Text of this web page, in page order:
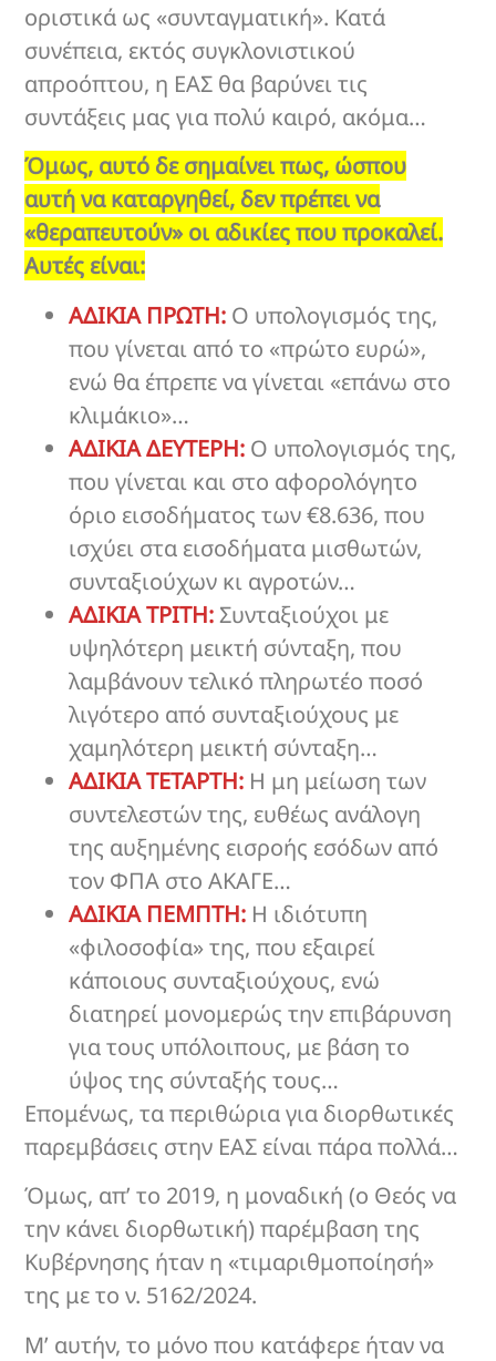
οριστικά ως «συνταγματική». Κατά
συνέπεια, εκτός συγκλονιστικού
απροόπτου, η ΕΑΣ θα βαρύνει τις
συντάξεις μας για πολύ καιρό, ακόμα…
Όμως, αυτό δε σημαίνει πως, ώσπου
αυτή να καταργηθεί, δεν πρέπει να
«θεραπευτούν» οι αδικίες που προκαλεί.
Αυτές είναι:
ΑΔΙΚΙΑ ΠΡΩΤΗ: Ο υπολογισμός της,
που γίνεται από το «πρώτο ευρώ»,
ενώ θα έπρεπε να γίνεται «επάνω στο
κλιμάκιο»…
ΑΔΙΚΙΑ ΔΕΥΤΕΡΗ: Ο υπολογισμός της,
που γίνεται και στο αφορολόγητο
όριο εισοδήματος των €8.636, που
ισχύει στα εισοδήματα μισθωτών,
συνταξιούχων κι αγροτών…
ΑΔΙΚΙΑ ΤΡΙΤΗ:Συνταξιούχοι με
υψηλότερη μεικτή σύνταξη, που
λαμβάνουν τελικό πληρωτέο ποσό
λιγότερο από συνταξιούχους με
χαμηλότερη μεικτή σύνταξη…
ΑΔΙΚΙΑ ΤΕΤΑΡΤΗ: Η μη μείωση των
συντελεστών της, ευθέως ανάλογη
της αυξημένης εισροής εσόδων από
τον ΦΠΑ στο ΑΚΑΓΕ…
ΑΔΙΚΙΑ ΠΕΜΠΤΗ: Η ιδιότυπη
«φιλοσοφία» της, που εξαιρεί
κάποιους συνταξιούχους, ενώ
διατηρεί μονομερώς την επιβάρυνση
για τους υπόλοιπους, με βάση το
ύψος της σύνταξής τους…
Επομένως, τα περιθώρια για διορθωτικές
παρεμβάσεις στην ΕΑΣ είναι πάρα πολλά…
Όμως, απ’ το 2019, η μοναδική (ο Θεός να
την κάνει διορθωτική) παρέμβαση της
Κυβέρνησης ήταν η «τιμαριθμοποίησή»
της με το ν. 5162/2024.
Μ’ αυτήν, το μόνο που κατάφερε ήταν να